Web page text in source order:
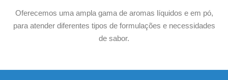
Oferecemos uma ampla gama de aromas líquidos e em pó,
para atender diferentes tipos de formulações e necessidades
de sabor.